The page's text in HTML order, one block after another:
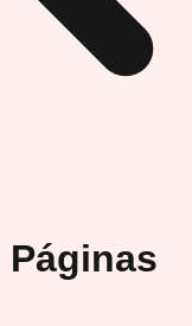
Páginas